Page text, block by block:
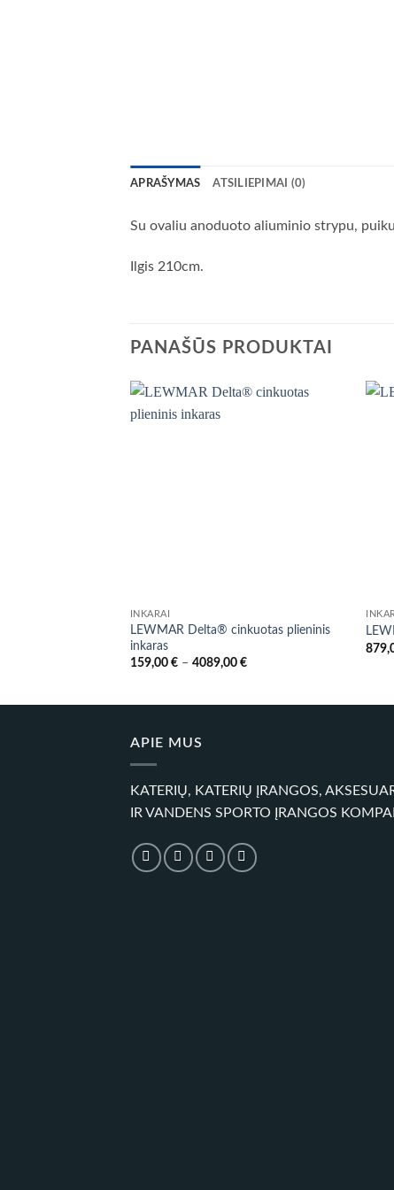
APRAŠYMAS ATSILIEPIMAI (0)
Su ovaliu anoduoto aliuminio strypu,
Ilgis 210cm.
PANAŠŪS PRODUKTAI
INKARAI
LEWMAR Delta® cinkuotas plieninis
inkaras
159,00 € – 4089,00 €Price
APIE MUS
KATERIŲ, KATERIŲ ĮRANGOS,
IR VANDENS SPORTO ĮRANGOS